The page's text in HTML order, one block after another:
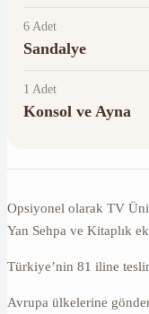
6 Adet
Sandalye
1 Adet
Konsol ve Ayna
Opsiyonel olarak TV
Yan Sehpa ve Kitaplık
Türkiye’nin 81 iline
Avrupa ülkelerine